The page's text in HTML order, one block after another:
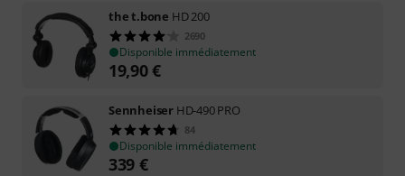
the t.bone HD 200
2690
Disponible immédiatement
19,90€
Sennheiser HD-490 PRO
84
Disponible immédiatement
339 €